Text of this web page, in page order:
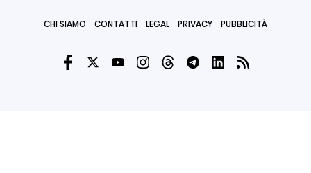
CHI SIAMO CONTATTI LEGAL PRIVACY PUBBLICITÀ